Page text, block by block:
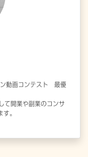
動画コンテスト 最優
て開業や副業のコンサ
。